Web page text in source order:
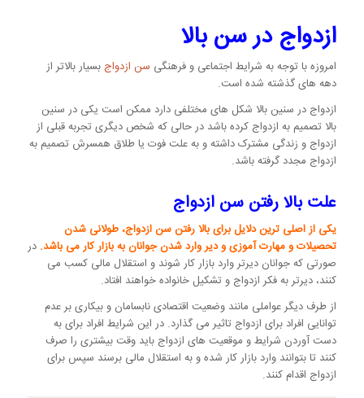
ازدواج در سن بالا
امروزه با توجه به شرایط اجتماعی و فرهنگی سن ازدواج بسیار بالاتر از
دهه های گذشته شده است.
ازدواج در سنین بالا شکل های مختلفی دارد ممکن است یکی در سنین
بالا تصمیم به ازدواج کرده باشد در حالی که شخص دیگری تجربه قبلی از
ازدواج و زندگی مشترک داشته و به علت فوت یا طلاق همسرش تصمیم به
ازدواج مجدد گرفته باشد.
علت بالا رفتن سن ازدواج
یکی از اصلی ترین دلایل برای بالا رفتن سن ازدواج، طولانی شدن
تحصیلات و مهارت آموزی و دیر وارد شدن جوانان به بازار کار می باشد. در
صورتی که جوانان دیرتر وارد بازار کار شوند و استقلال مالی کسب می
کنند، دیرتر به فکر ازدواج و تشکیل خانواده خواهند افتاد.
از طرف دیگر عواملی مانند وضعیت اقتصادی نابسامان و بیکاری بر عدم
توانایی افراد برای ازدواج تاثیر می گذارد. در این شرایط افراد برای به
دست آوردن شرایط و موقعیت های ازدواج باید وقت بیشتری را صرف
کنند تا بتوانند وارد بازار کار شده و به استقلال مالی برسند سپس برای
ازدواج اقدام کنند.